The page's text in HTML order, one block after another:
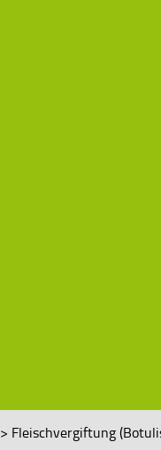
> Fleischvergiftung